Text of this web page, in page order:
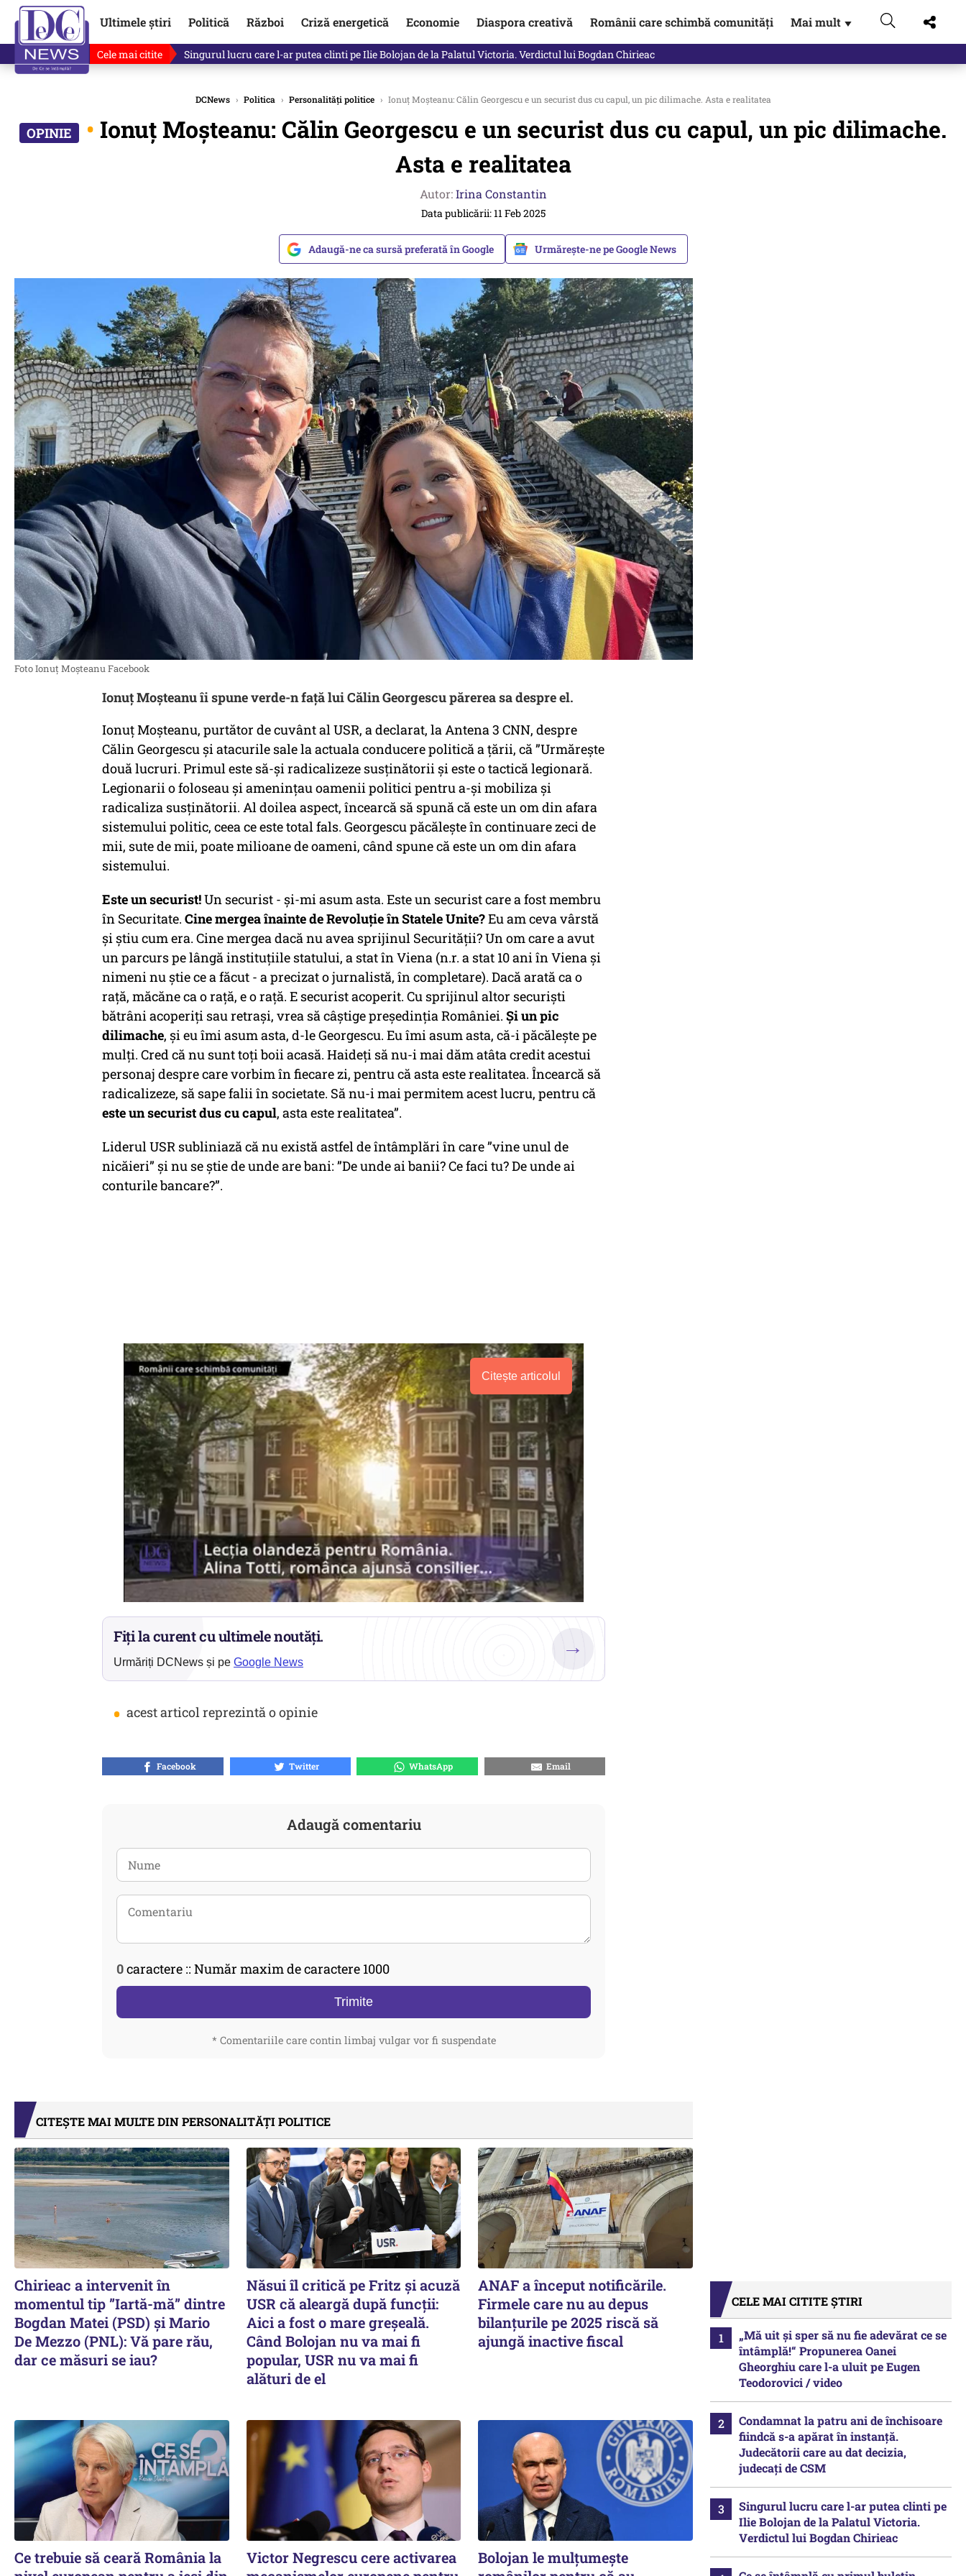
Ultimele știri Politică Război Criză energetică Economie Diaspora creativă Românii care schimbă comunități Mai mult ▼
Cele mai citite Singurul lucru care l-ar putea clinti pe Ilie Bolojan de la Palatul Victoria. Verdictul lui Bogdan Chirieac
DCNews › Politica › Personalități politice › Ionuț Moșteanu: Călin Georgescu e un securist dus cu capul, un pic dilimache. Asta e realitatea
• Ionuț Moșteanu: Călin Georgescu e un securist dus cu capul, un pic dilimache.
Asta e realitatea
Autor:Irina Constantin
Data publicării: 11 Feb 2025
Adaugă-ne ca sursă preferată în Google Urmărește-ne pe Google News
Foto Ionuț Moșteanu Facebook
Ionuț Moșteanu îi spune verde-n față lui Călin Georgescu părerea sa despre el.
Ionuț Moșteanu, purtător de cuvânt al USR, a declarat, la Antena 3 CNN, despre
Călin Georgescu și atacurile sale la actuala conducere politică a țării, că ”Urmărește
două lucruri. Primul este să-și radicalizeze susținătorii și este o tactică legionară.
Legionarii o foloseau și amenințau oamenii politici pentru a-și mobiliza și
radicaliza susținătorii. Al doilea aspect, încearcă să spună că este un om din afara
sistemului politic, ceea ce este total fals. Georgescu păcălește în continuare zeci de
mii, sute de mii, poate milioane de oameni, când spune că este un om din afara
sistemului.
Este un securist!Un securist - și-mi asum asta. Este un securist care a fost membru
în Securitate. Cine mergea înainte de Revoluție în Statele Unite?Eu am ceva vârstă
și știu cum era. Cine mergea dacă nu avea sprijinul Securității? Un om care a avut
un parcurs pe lângă instituțiile statului, a stat în Viena (n.r. a stat 10 ani în Viena și
nimeni nu știe ce a făcut - a precizat o jurnalistă, în completare). Dacă arată ca o
rață, măcăne ca o rață, e o rață. E securist acoperit. Cu sprijinul altor securiști
bătrâni acoperiți sau retrași, vrea să câștige președinția României. Și un pic
dilimache, și eu îmi asum asta, d-le Georgescu. Eu îmi asum asta, că-i păcălește pe
mulți. Cred că nu sunt toți boii acasă. Haideți să nu-i mai dăm atâta credit acestui
personaj despre care vorbim în fiecare zi, pentru că asta este realitatea. Încearcă să
radicalizeze, să sape falii în societate. Să nu-i mai permitem acest lucru, pentru că
este un securist dus cu capul, asta este realitatea”.
Liderul USR subliniază că nu există astfel de întâmplări în care ”vine unul de
nicăieri” și nu se știe de unde are bani: ”De unde ai banii? Ce faci tu? De unde ai
conturile bancare?”.
Citește articolul
Fiți la curent cu ultimele noutăți.
Urmăriți DCNews și pe Google News
→
• acest articol reprezintă o opinie
Facebook Twitter WhatsApp Email
Adaugă comentariu
0caractere :: Număr maxim de caractere 1000
Trimite
* Comentariile care contin limbaj vulgar vor fi suspendate
CITEȘTE MAI MULTE DIN PERSONALITĂȚI POLITICE
Chirieac a intervenit în
momentul tip ”Iartă-mă” dintre
Bogdan Matei (PSD) și Mario
De Mezzo (PNL): Vă pare rău,
dar ce măsuri se iau?
Năsui îl critică pe Fritz și acuză
USR că aleargă după funcții:
Aici a fost o mare greșeală.
Când Bolojan nu va mai fi
popular, USR nu va mai fi
alături de el
ANAF a început notificările.
Firmele care nu au depus
bilanțurile pe 2025 riscă să
ajungă inactive fiscal
Ce trebuie să ceară România la
Victor Negrescu cere activarea
Bolojan le mulțumește
CELE MAI CITITE ȘTIRI
„Mă uit și sper să nu fie adevărat ce se
întâmplă!“ Propunerea Oanei
Gheorghiu care l-a uluit pe Eugen
Teodorovici / video
Condamnat la patru ani de închisoare
fiindcă s-a apărat în instanță.
Judecătorii care au dat decizia,
judecați de CSM
Singurul lucru care l-ar putea clinti pe
Ilie Bolojan de la Palatul Victoria.
Verdictul lui Bogdan Chirieac